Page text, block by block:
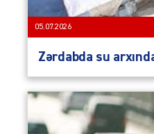
05.07.2026
Zərdabda su